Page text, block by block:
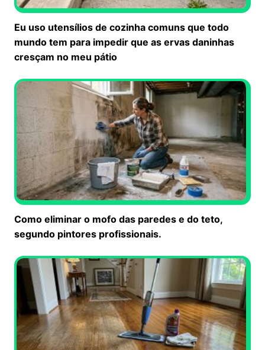
Eu uso utensílios de cozinha comuns que todo
mundo tem para impedir que as ervas daninhas
cresçam no meu pátio
Como eliminar o mofo das paredes e do teto,
segundo pintores profissionais.